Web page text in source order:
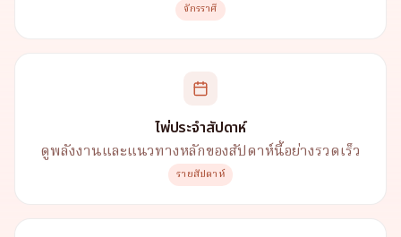
จักรราศี
ไพ่ประจำสัปดาห์
ดูพลังงานและแนวทางหลักของสัปดาห์นี้อย่างรวดเร็ว
รายสัปดาห์